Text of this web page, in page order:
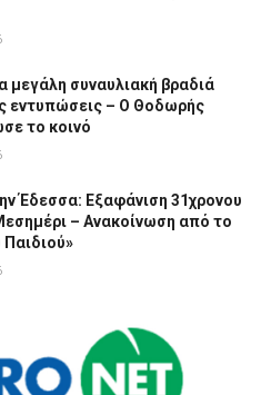
μεγάλη συναυλιακή βραδιά
εντυπώσεις – Ο Θοδωρής
το κοινό
Έδεσσα: Εξαφάνιση 31χρονου
– Ανακοίνωση από το